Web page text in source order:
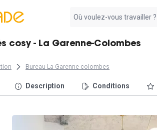
résultat
cosy - La Garenne-Colombes
Bureau La Garenne-colombes
Description Conditions